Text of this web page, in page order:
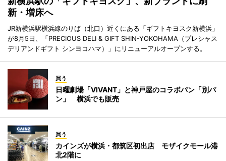
新・増床へ
JR新横浜駅横浜線のりば（北口）近くにある「ギフトキヨスク新横浜」
が8月5日、「PRECIOUS DELI & GIFT SHIN-YOKOHAMA（プレシャス
デリアンドギフト シンヨコハマ）」にリニューアルオープンする。
買う
日曜劇場「VIVANT」と神戸屋のコラボパン「別パ
ン」 横浜でも販売
買う
カインズが横浜・都筑区初出店 モザイクモール港
北2階に